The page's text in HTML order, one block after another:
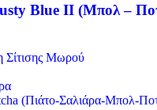
Blue ΙΙ (Μπολ –
Σίτισης Μωρού